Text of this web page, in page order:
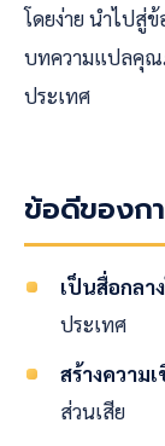
โดยง่าย นำไปสู่
บทความแปลคุณ
ประเทศ
ข้อดีของก
เป็นสื่อกลา
ประเทศ
สร้างความ
ส่วนเสีย